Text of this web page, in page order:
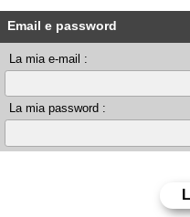
Email e password
La mia e-mail :
La mia password :